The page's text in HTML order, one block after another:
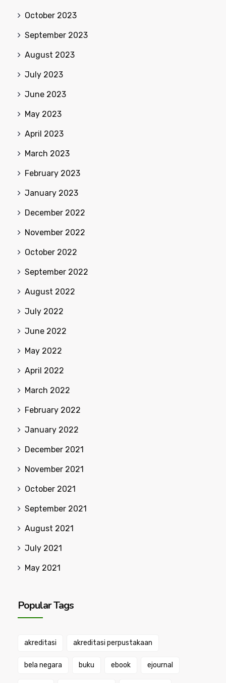
October 2023
September 2023
August 2023
July 2023
June 2023
May 2023
April 2023
March 2023
February 2023
January 2023
December 2022
November 2022
October 2022
September 2022
August 2022
July 2022
June 2022
May 2022
April 2022
March 2022
February 2022
January 2022
December 2021
November 2021
October 2021
September 2021
August 2021
July 2021
May 2021
Popular Tags
akreditasi akreditasi perpustakaan
bela negara buku ebook ejournal